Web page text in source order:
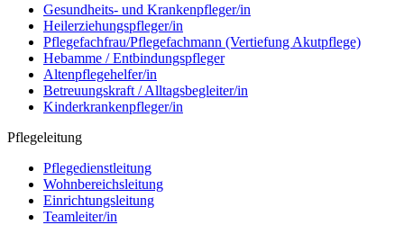
Gesundheits- und Krankenpfleger/in
Heilerziehungspfleger/in
Pflegefachfrau/Pflegefachmann (Vertiefung Akutpflege)
Hebamme / Entbindungspfleger
Altenpflegehelfer/in
Betreuungskraft / Alltagsbegleiter/in
Kinderkrankenpfleger/in
Pflegeleitung
Pflegedienstleitung
Wohnbereichsleitung
Einrichtungsleitung
Teamleiter/in